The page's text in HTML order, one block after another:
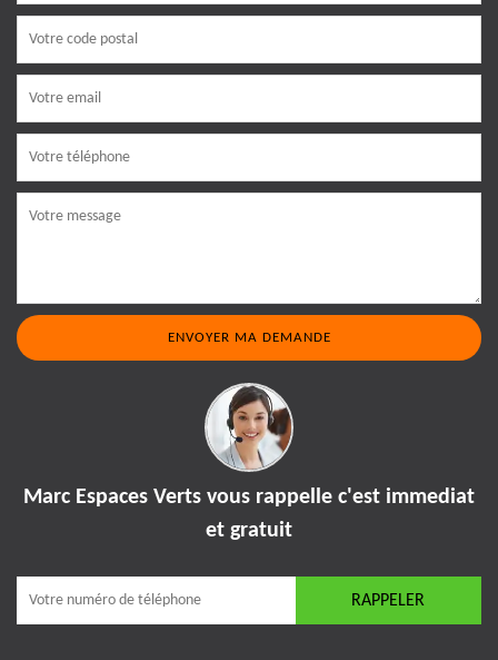
Marc Espaces Verts vous rappelle c'est immediat
et gratuit